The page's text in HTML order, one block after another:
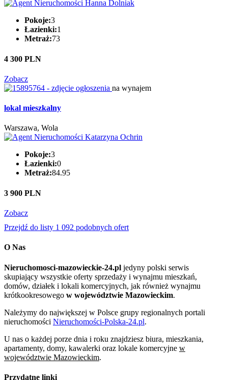
Pokoje:3
Łazienki:1
Metraż:73
4 300 PLN
Zobacz
na wynajem
lokal mieszkalny
Warszawa, Wola
Pokoje:3
Łazienki:0
Metraż:84.95
3 900 PLN
Zobacz
Przejdź do listy 1 092 podobnych ofert
O Nas
Nieruchomosci-mazowieckie-24.pl jedyny polski serwis
skupiający wszystkie oferty sprzedaży i wynajmu mieszkań,
domów, działek i lokali komercyjnych, jak również wynajmu
krótkookresowego w województwie Mazowieckim.
Należymy do największej w Polsce grupy regionalnych portali
nieruchomości Nieruchomości-Polska-24.pl.
U nas o każdej porze dnia i roku znajdziesz biura, mieszkania,
apartamenty, domy, kawalerki oraz lokale komercyjne w
województwie Mazowieckim.
Przydatne linki